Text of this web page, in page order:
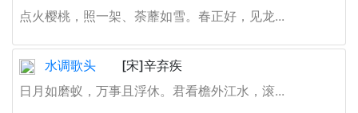
点火樱桃，照一架、荼蘼如雪。春正好，见龙...
水调歌头
[宋]辛弃疾
日月如磨蚁，万事且浮休。君看檐外江水，滚...